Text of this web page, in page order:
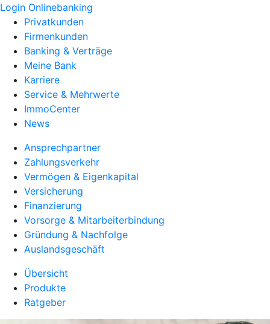
Login Onlinebanking
Privatkunden
Firmenkunden
Banking & Verträge
Meine Bank
Karriere
Service & Mehrwerte
ImmoCenter
News
Ansprechpartner
Zahlungsverkehr
Vermögen & Eigenkapital
Versicherung
Finanzierung
Vorsorge & Mitarbeiterbindung
Gründung & Nachfolge
Auslandsgeschäft
Übersicht
Produkte
Ratgeber